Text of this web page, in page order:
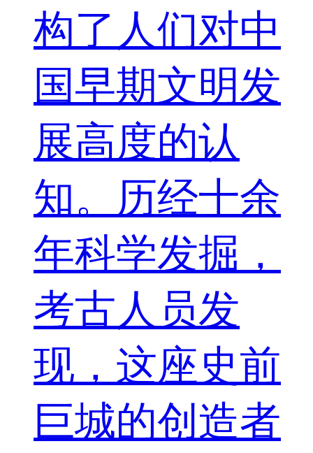
构了人们对中
国早期文明发
展高度的认
知。历经十余
年科学发掘，
考古人员发
现，这座史前
巨城的创造者